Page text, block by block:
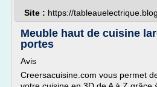
Site : https://
Meuble haut de cuisine
portes
Avis
Creersacuisine.com vous permet